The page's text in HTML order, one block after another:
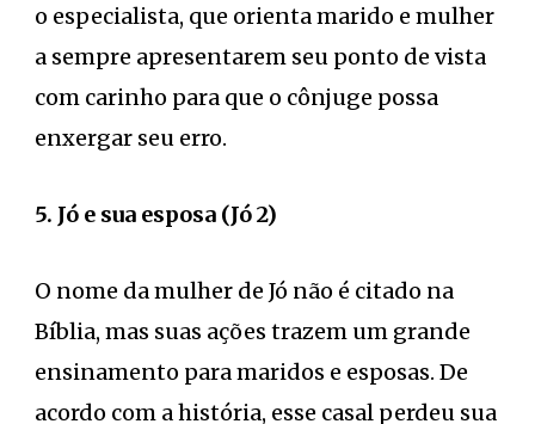
o especialista, que orienta marido e mulher
a sempre apresentarem seu ponto de vista
com carinho para que o cônjuge possa
enxergar seu erro.
5. Jó e sua esposa (Jó 2)
O nome da mulher de Jó não é citado na
Bíblia, mas suas ações trazem um grande
ensinamento para maridos e esposas. De
acordo com a história, esse casal perdeu sua